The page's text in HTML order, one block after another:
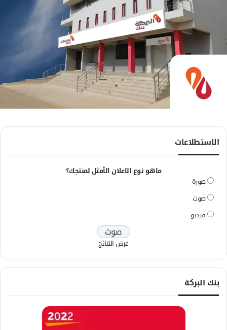
الاستطلاعات
ماهو نوع الاعلان الأمثل لمنتجك؟
صورة
صوت
فيديو
عرض النتائج
بنك البركة